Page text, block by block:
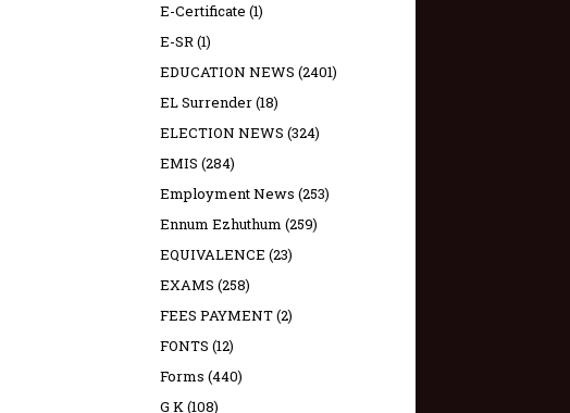
E-Certificate (1)
E-SR(1)
EDUCATION NEWS (2401)
EL Surrender(18)
ELECTION NEWS (324)
EMIS (284)
Employment News (253)
Ennum Ezhuthum (259)
EQUIVALENCE (23)
EXAMS (258)
FEES PAYMENT(2)
FONTS (12)
Forms (440)
G K(108)